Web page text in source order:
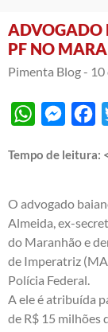
ADVOGADO
PF NO
Pimenta Blog - 10
WhatsApp
Tempo de leitura:
O advogado
Almeida, ex-
do Maranhão e
de Imperatriz
Polícia Federal.
A ele é atribuída
de R$ 15 milhões